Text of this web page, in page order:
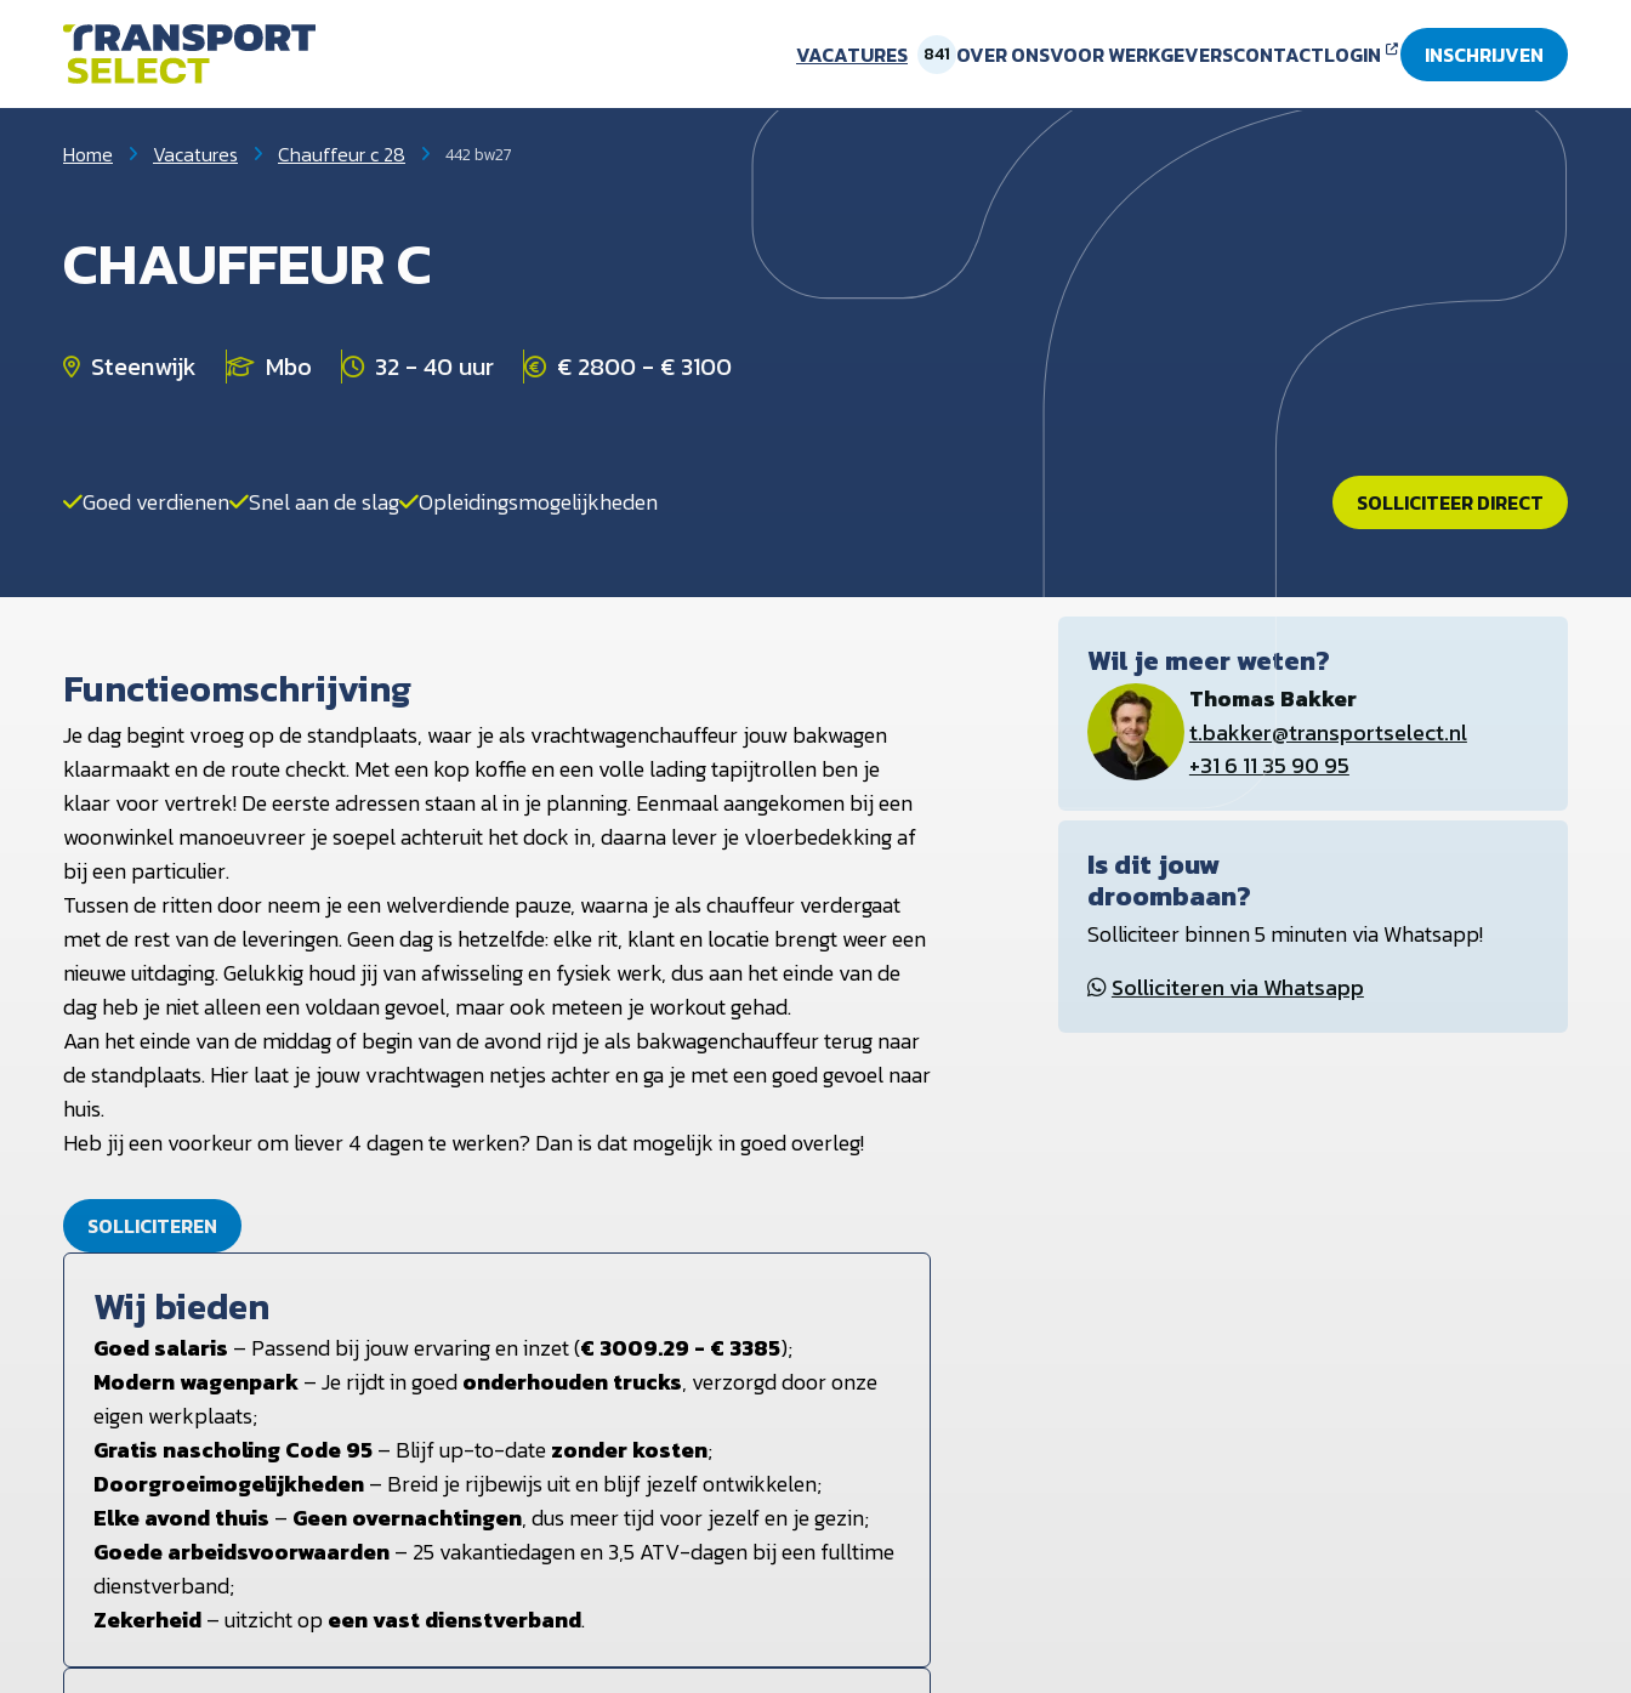
VACATURES 841 OVER ONSVOOR WERKGEVERSCONTACTLOGIN INSCHRIJVEN
Home Vacatures Chauffeur c 28 442 bw27
CHAUFFEUR C
Steenwijk Mbo 32 - 40 uur € 2800 - € 3100
Goed verdienen Snel aan de slag Opleidingsmogelijkheden SOLLICITEER DIRECT
Functieomschrijving
Je dag begint vroeg op de standplaats, waar je als vrachtwagenchauffeur jouw bakwagen
klaarmaakt en de route checkt. Met een kop koffie en een volle lading tapijtrollen ben je
klaar voor vertrek! De eerste adressen staan al in je planning. Eenmaal aangekomen bij een
woonwinkel manoeuvreer je soepel achteruit het dock in, daarna lever je vloerbedekking af
bij een particulier.
Tussen de ritten door neem je een welverdiende pauze, waarna je als chauffeur verdergaat
met de rest van de leveringen. Geen dag is hetzelfde: elke rit, klant en locatie brengt weer een
nieuwe uitdaging. Gelukkig houd jij van afwisseling en fysiek werk, dus aan het einde van de
dag heb je niet alleen een voldaan gevoel, maar ook meteen je workout gehad.
Aan het einde van de middag of begin van de avond rijd je als bakwagenchauffeur terug naar
de standplaats. Hier laat je jouw vrachtwagen netjes achter en ga je met een goed gevoel naar
huis.
Heb jij een voorkeur om liever 4 dagen te werken? Dan is dat mogelijk in goed overleg!
SOLLICITEREN
Wij bieden
Goed salaris – Passend bij jouw ervaring en inzet (€ 3009.29 - € 3385);
Modern wagenpark– Je rijdt in goedonderhouden trucks, verzorgd door onze
eigen werkplaats;
Gratis nascholing Code 95– Blijf up-to-datezonder kosten;
Doorgroeimogelijkheden– Breid je rijbewijs uit en blijf jezelf ontwikkelen;
Elke avond thuis – Geen overnachtingen, dus meer tijd voor jezelf en je gezin;
Goede arbeidsvoorwaarden– 25 vakantiedagen en 3,5 ATV-dagen bij een fulltime
dienstverband;
Zekerheid– uitzicht opeen vast dienstverband.
Wil je meer weten?
Thomas Bakker
t.bakker@transportselect.nl
+31 6 11 35 90 95
Is dit jouw
droombaan?
Solliciteer binnen 5 minuten via Whatsapp!
Solliciteren via Whatsapp